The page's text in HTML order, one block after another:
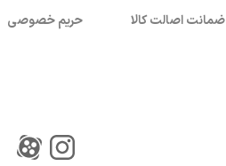
ضمانت اصالت کالا حریم خصوصی